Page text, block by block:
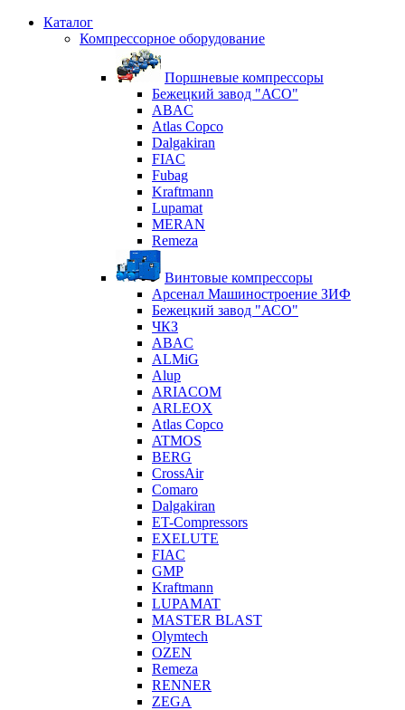
Каталог
Компрессорное оборудование
Поршневые компрессоры
Бежецкий завод "АСО"
ABAC
Atlas Copco
Dalgakiran
FIAC
Fubag
Kraftmann
Lupamat
MERAN
Remeza
Винтовые компрессоры
Арсенал Машиностроение ЗИФ
Бежецкий завод "АСО"
ЧКЗ
ABAC
ALMiG
Alup
ARIACOM
ARLEOX
Atlas Copco
ATMOS
BERG
CrossAir
Comaro
Dalgakiran
ET-Compressors
EXELUTE
FIAC
GMP
Kraftmann
LUPAMAT
MASTER BLAST
Olymtech
OZEN
Remeza
RENNER
ZEGA